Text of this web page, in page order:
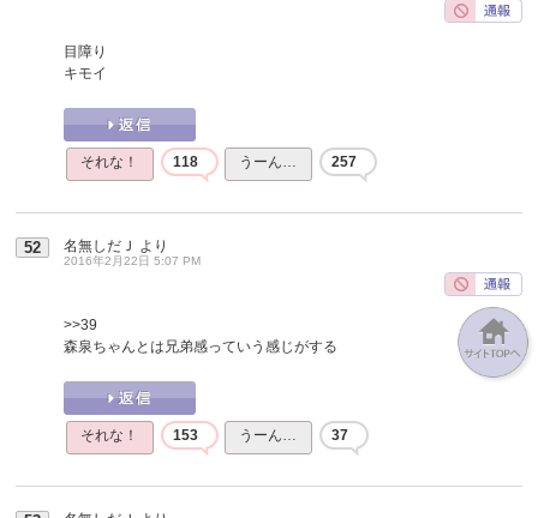
目障り
キモイ
それな！ 118 うーん… 257
52 名無しだＪ より
2016年2月22日 5:07 PM
>>39
森泉ちゃんとは兄弟感っていう感じがする
それな！ 153 うーん… 37